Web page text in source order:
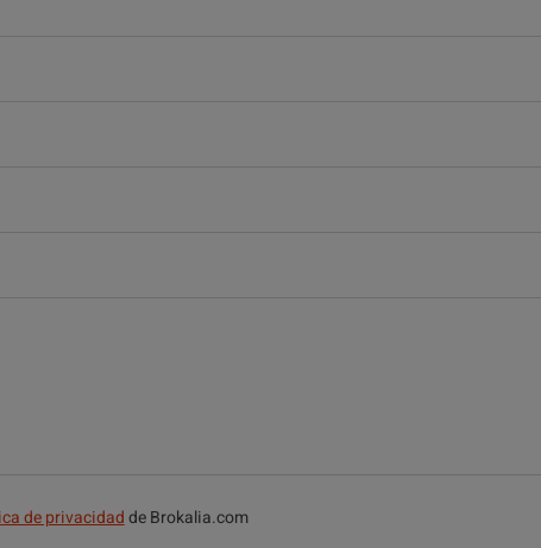
de privacidadde Brokalia.com